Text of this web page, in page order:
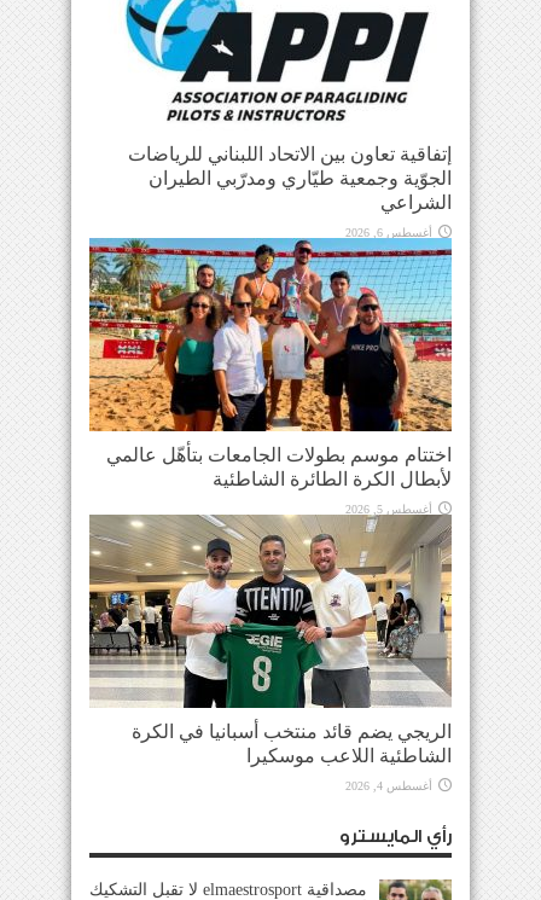
إتفاقية تعاون بين الاتحاد اللبناني للرياضات
الجوّية وجمعية طيّاري ومدرّبي الطيران
الشراعي
أغسطس 6, 2026
اختتام موسم بطولات الجامعات بتأهّل عالمي
لأبطال الكرة الطائرة الشاطئية
أغسطس 5, 2026
الريجي يضم قائد منتخب أسبانيا في الكرة
الشاطئية اللاعب موسكيرا
أغسطس 4, 2026
رأي المايسترو
مصداقية elmaestrosport لا تقبل التشكيك